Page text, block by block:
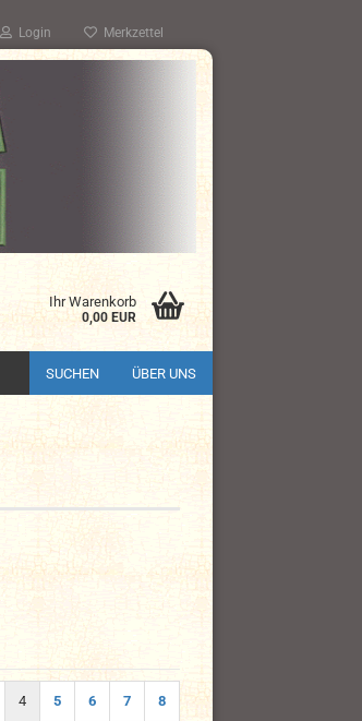
Login Merkzettel
Ihr Warenkorb
0,00 EUR
SUCHEN ÜBER UNS
4 5 6 7 8